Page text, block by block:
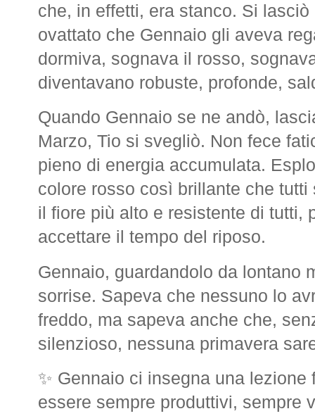
che, in effetti, era stanco. Si
ovattato che Gennaio gli aveva
dormiva, sognava il rosso,
diventavano robuste, profonde,
Quando Gennaio se ne andò,
Marzo, Tio si svegliò. Non fece
pieno di energia accumulata.
colore rosso così brillante che
il fiore più alto e resistente di tutti,
accettare il tempo del riposo.
Gennaio, guardandolo da lontano
sorrise. Sapeva che nessuno lo
freddo, ma sapeva anche che,
silenzioso, nessuna primavera
✨ Gennaio ci insegna una
essere sempre produttivi, sempre